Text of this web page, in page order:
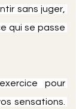
sans juger,
qui se passe
pour
sensations.